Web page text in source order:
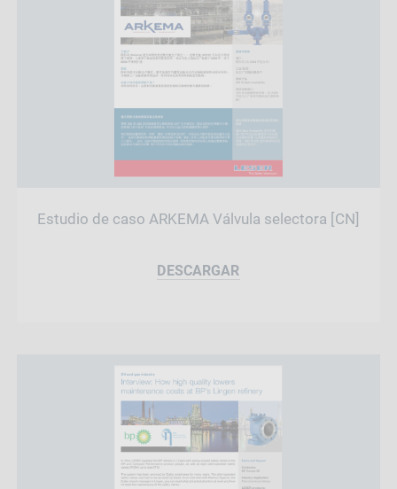
Estudio de caso ARKEMA Válvula selectora [CN]
DESCARGAR